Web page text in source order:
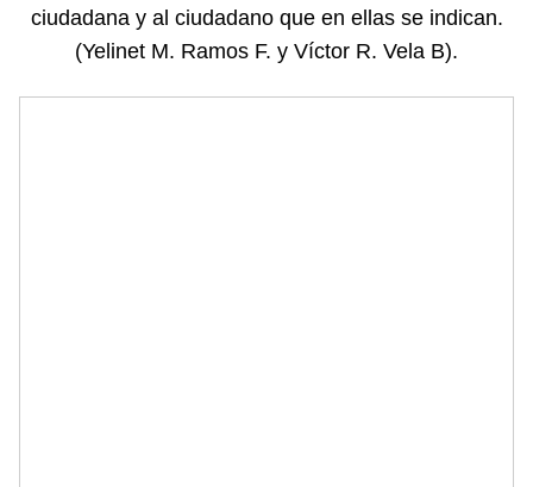
ciudadana y al ciudadano que en ellas se indican.
(Yelinet M. Ramos F. y Víctor R. Vela B).